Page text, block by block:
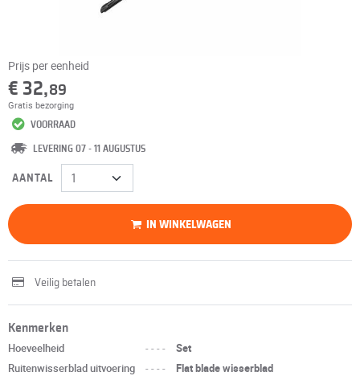
Prijs per eenheid
€ 32,89
Gratis bezorging
VOORRAAD
LEVERING 07 - 11 AUGUSTUS
AANTAL
IN WINKELWAGEN
Veilig betalen
Kenmerken
Hoeveelheid ----
Set
Ruitenwisserblad uitvoering
----
Flat blade wisserblad